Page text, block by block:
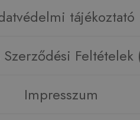
tájékoztató
Feltételek
Impresszum